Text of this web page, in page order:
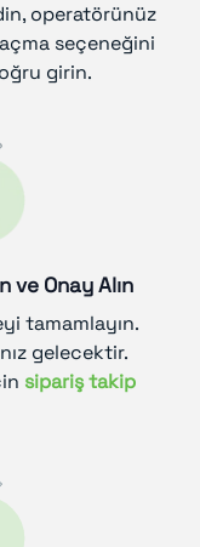
operatörünüz
seçeneğini
girin.
ve Onay Alın
tamamlayın.
gelecektir.
sipariş takip